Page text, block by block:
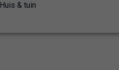
Huis & tuin